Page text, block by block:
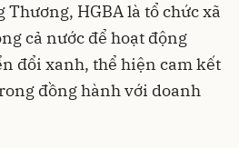
Thương, HGBA là tổ chức xã
cả nước để hoạt động
đổi xanh, thể hiện cam kết
đồng hành với doanh